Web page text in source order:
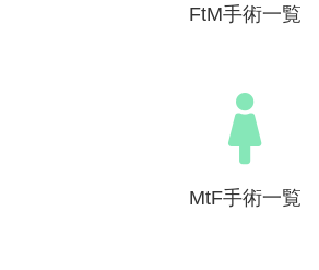
FtM手術一覧
MtF手術一覧